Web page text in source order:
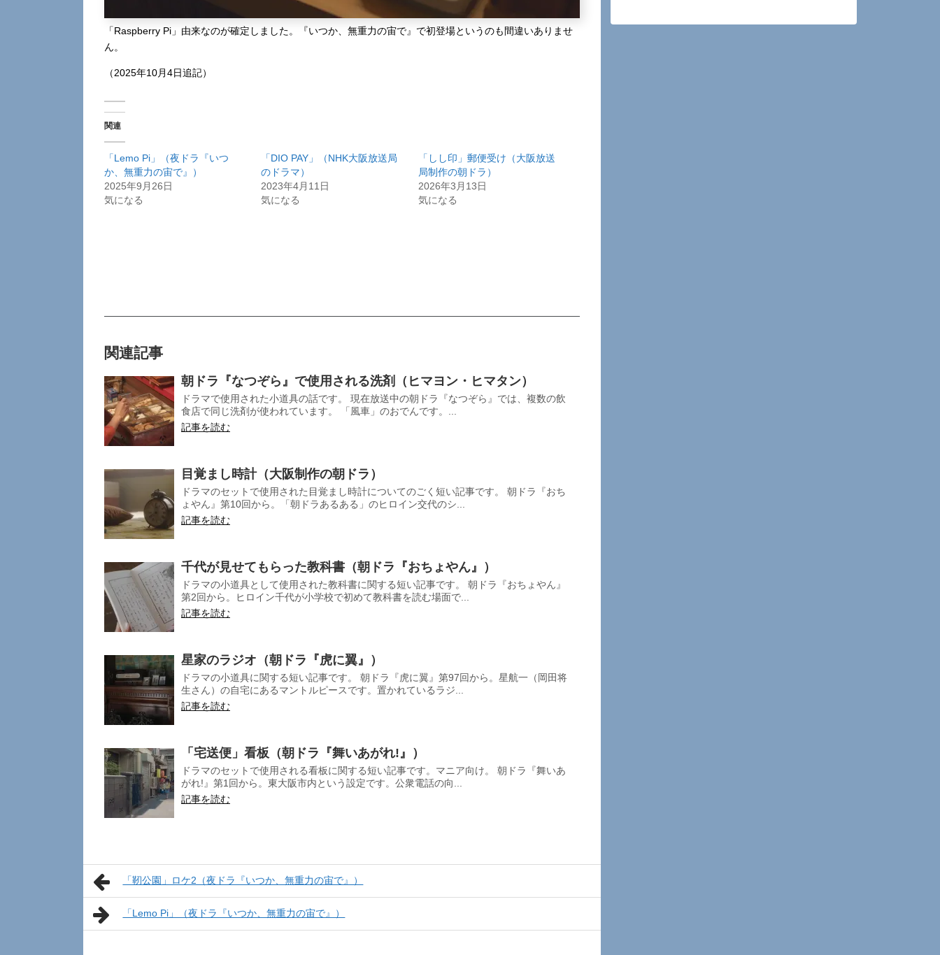
「Raspberry Pi」由来なのが確定しました。『いつか、無重力の宙で』で初登場というのも間違いありませ
ん。
（2025年10月4日追記）
関連
「Lemo Pi」（夜ドラ『いつ
か、無重力の宙で』）
2025年9月26日
気になる
「DIO PAY」（NHK大阪放送局
のドラマ）
2023年4月11日
気になる
「しし印」郵便受け（大阪放送
局制作の朝ドラ）
2026年3月13日
気になる
関連記事
朝ドラ『なつぞら』で使用される洗剤（ヒマヨン・ヒマタン）
ドラマで使用された小道具の話です。 現在放送中の朝ドラ『なつぞら』では、複数の飲
食店で同じ洗剤が使われています。 「風車」のおでんです。...
記事を読む
目覚まし時計（大阪制作の朝ドラ）
ドラマのセットで使用された目覚まし時計についてのごく短い記事です。 朝ドラ『おち
ょやん』第10回から。「朝ドラあるある」のヒロイン交代のシ...
記事を読む
千代が見せてもらった教科書（朝ドラ『おちょやん』）
ドラマの小道具として使用された教科書に関する短い記事です。 朝ドラ『おちょやん』
第2回から。ヒロイン千代が小学校で初めて教科書を読む場面で...
記事を読む
星家のラジオ（朝ドラ『虎に翼』）
ドラマの小道具に関する短い記事です。 朝ドラ『虎に翼』第97回から。星航一（岡田将
生さん）の自宅にあるマントルピースです。置かれているラジ...
記事を読む
「宅送便」看板（朝ドラ『舞いあがれ!』）
ドラマのセットで使用される看板に関する短い記事です。マニア向け。 朝ドラ『舞いあ
がれ!』第1回から。東大阪市内という設定です。公衆電話の向...
記事を読む
「靭公園」ロケ2（夜ドラ『いつか、無重力の宙で』）
「Lemo Pi」（夜ドラ『いつか、無重力の宙で』）